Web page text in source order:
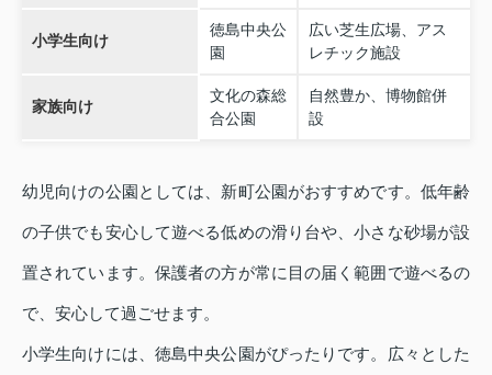
小学生向け
徳島中央公
園
広い芝生広場、アス
レチック施設
家族向け
文化の森総
合公園
自然豊か、博物館併
設
幼児向けの公園としては、新町公園がおすすめです。低年齢
の子供でも安心して遊べる低めの滑り台や、小さな砂場が設
置されています。保護者の方が常に目の届く範囲で遊べるの
で、安心して過ごせます。
小学生向けには、徳島中央公園がぴったりです。広々とした